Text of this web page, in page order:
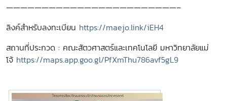
————————————————————————–
ลิงค์สำหรับลงทะเบียน https://maejo.link/iEH4
สถานที่ประกวด : คณะสัตวศาสตร์และเทคโนโลยี มหาวิทยาลัยแม่
โจ้ https://maps.app.goo.gl/PfXmThu786avf5gL9